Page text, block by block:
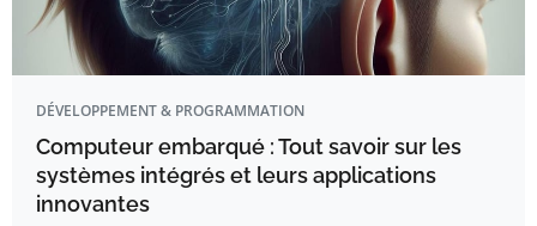
DÉVELOPPEMENT & PROGRAMMATION
Computeur embarqué : Tout savoir sur les
systèmes intégrés et leurs applications
innovantes